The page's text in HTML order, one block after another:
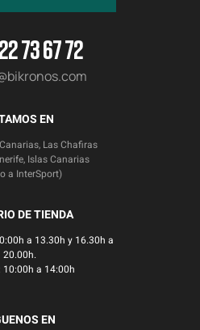
73 67 72
EN
Las Chafiras
Islas Canarias
a InterSport)
DE TIENDA
a 13.30h y 16.30h a
20.00h.
10:00h a 14:00h
EN